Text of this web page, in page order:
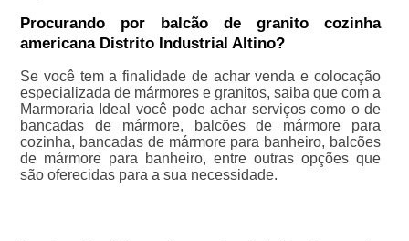
Procurando por balcão de granito cozinha
americana Distrito Industrial Altino?
Se você tem a finalidade de achar venda e colocação
especializada de mármores e granitos, saiba que com a
Marmoraria Ideal você pode achar serviços como o de
bancadas de mármore, balcões de mármore para
cozinha, bancadas de mármore para banheiro, balcões
de mármore para banheiro, entre outras opções que
são oferecidas para a sua necessidade.